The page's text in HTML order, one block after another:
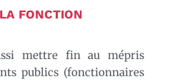
FONCTION
mettre fin au mépris
publics (fonctionnaires